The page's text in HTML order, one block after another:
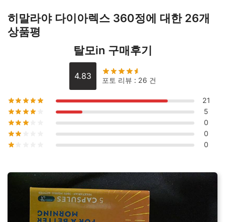
스
360
히말라야 다이아렉스 360정에 대한 26개
상품평
탈모in 구매후기
4.83 포토 리뷰 : 26 건
21
5
0
0
0